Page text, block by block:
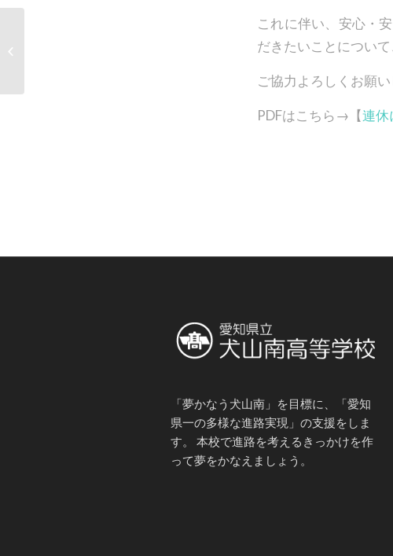
これに伴い、安心・
だきたいことについ
ご協力よろしくお願い
PDFはこちら→【連休
「夢かなう犬山南」を目標に、「愛知
県一の多様な進路実現」の支援をしま
す。 本校で進路を考えるきっかけを作
って夢をかなえましょう。